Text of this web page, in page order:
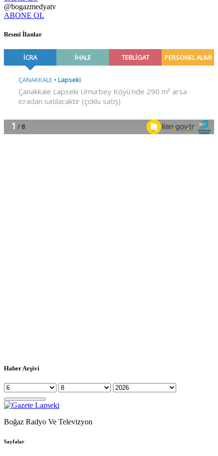
@bogazmedyatv
ABONE OL
Resmî İlanlar
Haber Arşivi
Boğaz Radyo Ve Televizyon
Sayfalar